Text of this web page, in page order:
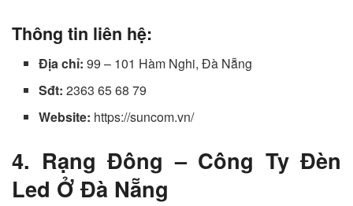
Thông tin liên hệ:
Địa chỉ: 99 – 101 Hàm Nghi, Đà Nẵng
Sđt: 2363 65 68 79
Website: https://suncom.vn/
4. Rạng Đông – Công Ty Đèn
Led Ở Đà Nẵng